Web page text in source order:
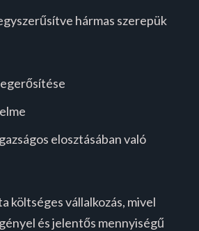
hármas szerepük
elosztásában való
költséges vállalkozás, mivel
és jelentős mennyiségű